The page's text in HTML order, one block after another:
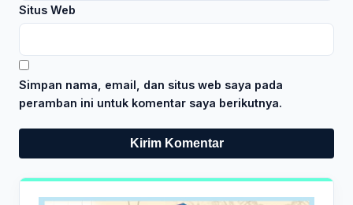
Situs Web
Simpan nama, email, dan situs web saya pada
peramban ini untuk komentar saya berikutnya.